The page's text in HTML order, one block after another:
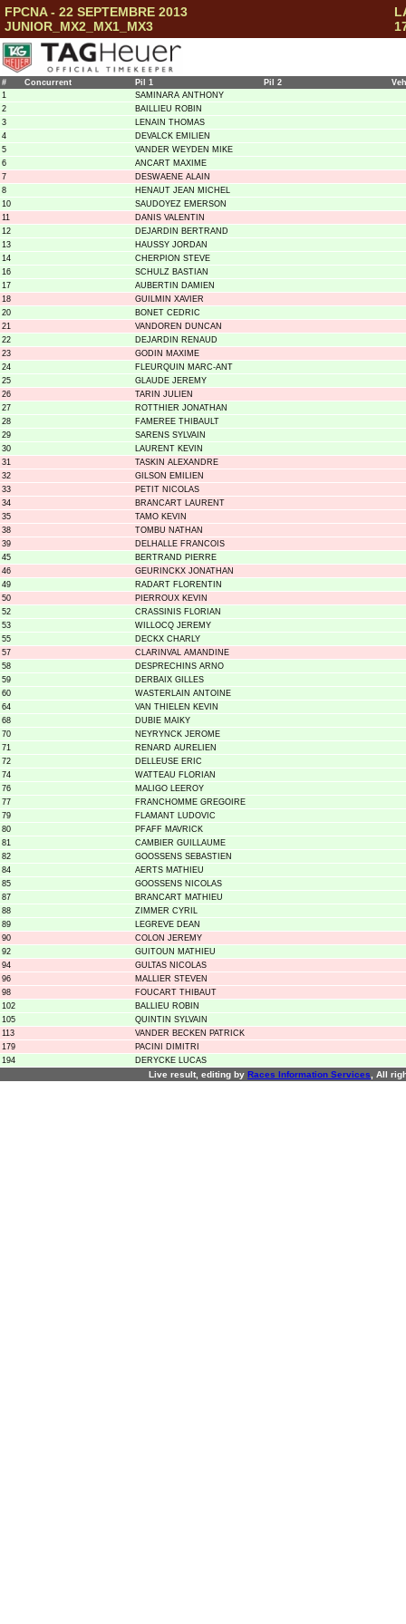
FPCNA - 22 SEPTEMBRE 2013
JUNIOR_MX2_MX1_MX3
# Concurrent Pil 1 Pil 2
Veh
1
SAMINARA ANTHONY
2
BAILLIEU ROBIN
3
LENAIN THOMAS
4
DEVALCK EMILIEN
5
VANDER WEYDEN MIKE
6
ANCART MAXIME
7
DESWAENE ALAIN
8
HENAUT JEAN MICHEL
10
SAUDOYEZ EMERSON
11
DANIS VALENTIN
12
DEJARDIN BERTRAND
13
HAUSSY JORDAN
14
CHERPION STEVE
16
SCHULZ BASTIAN
17
AUBERTIN DAMIEN
18
GUILMIN XAVIER
20
BONET CEDRIC
21
VANDOREN DUNCAN
22
DEJARDIN RENAUD
23
GODIN MAXIME
24
FLEURQUIN MARC-ANT
25
GLAUDE JEREMY
26
TARIN JULIEN
27
ROTTHIER JONATHAN
28
FAMEREE THIBAULT
29
SARENS SYLVAIN
30
LAURENT KEVIN
31
TASKIN ALEXANDRE
32
GILSON EMILIEN
33
PETIT NICOLAS
34
BRANCART LAURENT
35
TAMO KEVIN
38
TOMBU NATHAN
39
DELHALLE FRANCOIS
45
BERTRAND PIERRE
46
GEURINCKX JONATHAN
49
RADART FLORENTIN
50
PIERROUX KEVIN
52
CRASSINIS FLORIAN
53
WILLOCQ JEREMY
55
DECKX CHARLY
57
CLARINVAL AMANDINE
58
DESPRECHINS ARNO
59
DERBAIX GILLES
60
WASTERLAIN ANTOINE
64
VAN THIELEN KEVIN
68
DUBIE MAIKY
70
NEYRYNCK JEROME
71
RENARD AURELIEN
72
DELLEUSE ERIC
74
WATTEAU FLORIAN
76
MALIGO LEEROY
77
FRANCHOMME GREGOIRE
79
FLAMANT LUDOVIC
80
PFAFF MAVRICK
81
CAMBIER GUILLAUME
82
GOOSSENS SEBASTIEN
84
AERTS MATHIEU
85
GOOSSENS NICOLAS
87
BRANCART MATHIEU
88
ZIMMER CYRIL
89
LEGREVE DEAN
90
COLON JEREMY
92
GUITOUN MATHIEU
94
GULTAS NICOLAS
96
MALLIER STEVEN
98
FOUCART THIBAUT
102
BALLIEU ROBIN
105
QUINTIN SYLVAIN
113
VANDER BECKEN PATRICK
179
PACINI DIMITRI
194
DERYCKE LUCAS
Live result, editing by Races Information Services , All